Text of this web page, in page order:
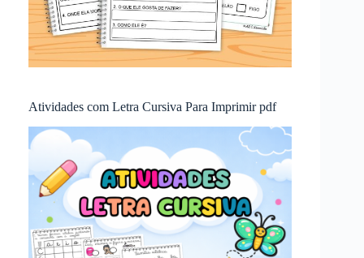
Atividades com Letra Cursiva Para Imprimir pdf